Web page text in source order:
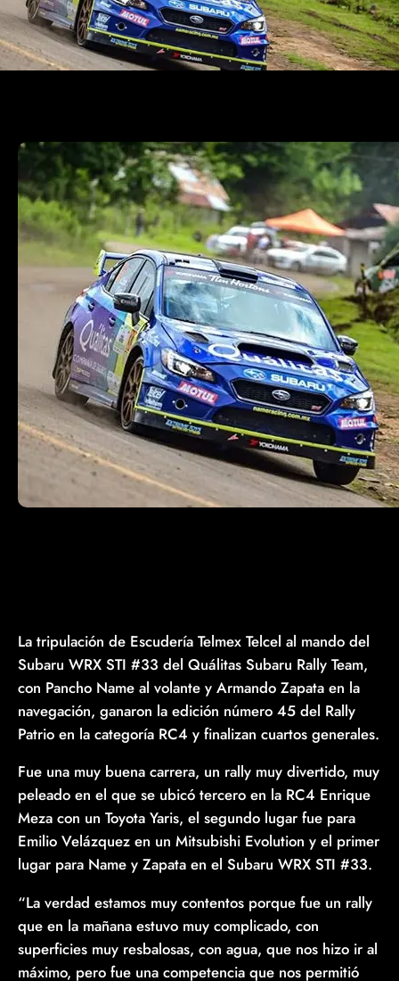
La tripulación de Escudería Telmex Telcel al mando del
Subaru WRX STI #33 del Quálitas Subaru Rally Team,
con Pancho Name al volante y Armando Zapata en la
navegación, ganaron la edición número 45 del Rally
Patrio en la categoría RC4 y finalizan cuartos generales.
Fue una muy buena carrera, un rally muy divertido, muy
peleado en el que se ubicó tercero en la RC4 Enrique
Meza con un Toyota Yaris, el segundo lugar fue para
Emilio Velázquez en un Mitsubishi Evolution y el primer
lugar para Name y Zapata en el Subaru WRX STI #33.
“La verdad estamos muy contentos porque fue un rally
que en la mañana estuvo muy complicado, con
superficies muy resbalosas, con agua, que nos hizo ir al
máximo, pero fue una competencia que nos permitió